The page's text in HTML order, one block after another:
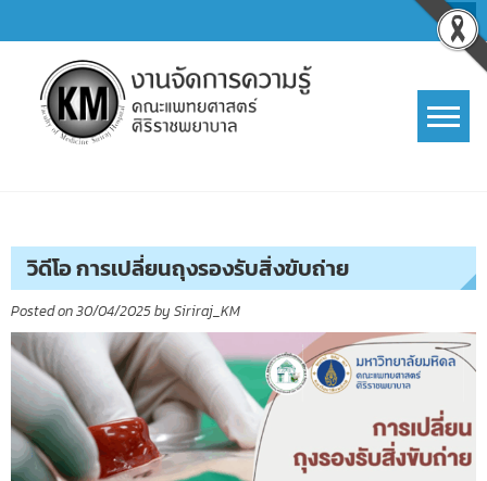
to
content
วิดีโอ การเปลี่ยนถุงรองรับสิ่งขับถ่าย
Posted on30/04/2025by Siriraj_KM